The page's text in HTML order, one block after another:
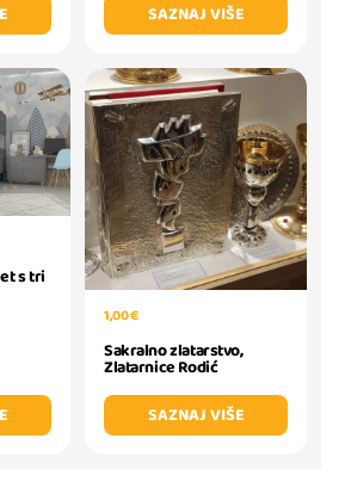
SAZNAJ VIŠE
s tri
1,00 €
Sakralno zlatarstvo,
Zlatarnice Rodić
SAZNAJ VIŠE